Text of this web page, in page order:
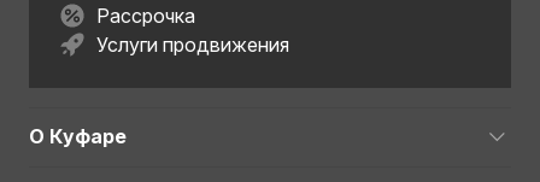
Рассрочка
Услуги продвижения
О Куфаре